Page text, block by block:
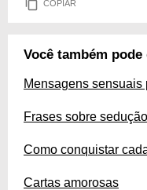
COPIAR
Você também
Mensagens sensuais
Frases sobre sedução
Como conquistar
Cartas amorosas